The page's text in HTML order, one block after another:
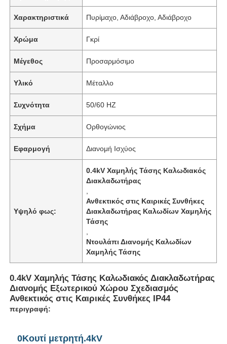
Χαρακτηριστικά Πυρίμαχο, Αδιάβροχο, Αδιάβροχο
Χρώμα Γκρί
Μέγεθος Προσαρμόσιμο
Υλικό Μέταλλο
Συχνότητα 50/60 HZ
Σχήμα Ορθογώνιος
Εφαρμογή Διανομή Ισχύος
Υψηλό φως:
0.4kV Χαμηλής Τάσης Καλωδιακός
Διακλαδωτήρας
Ανθεκτικός στις Καιρικές Συνθήκες
Διακλαδωτήρας Καλωδίων Χαμηλής
Τάσης
Ντουλάπι Διανομής Καλωδίων
Χαμηλής Τάσης
0.4kV Χαμηλής Τάσης Καλωδιακός Διακλαδωτήρας
Διανομής Εξωτερικού Χώρου Σχεδιασμός
Ανθεκτικός στις Καιρικές Συνθήκες IP44
περιγραφή:
0Κουτί μετρητή.4kV